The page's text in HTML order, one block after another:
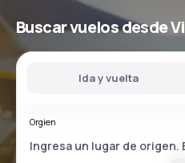
Buscar vuelosdesde
Ida y vuelta
Orgien